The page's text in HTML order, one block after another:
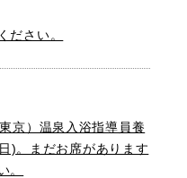
ださい。
京）温泉入浴指導員養
)。まだお席があります
。